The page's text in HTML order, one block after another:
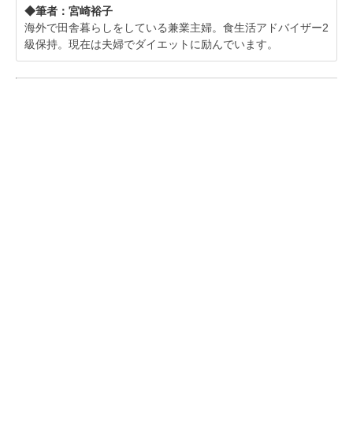
◆筆者：宮崎裕子
海外で田舎暮らしをしている兼業主婦。食生活アドバイザー2
級保持。現在は夫婦でダイエットに励んでいます。